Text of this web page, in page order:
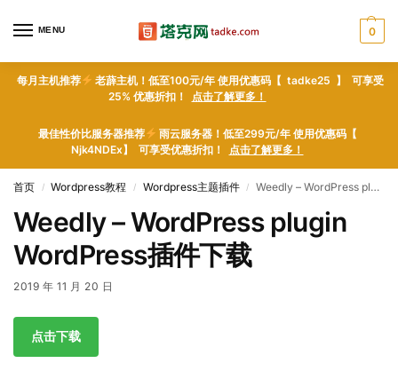
MENU 0
每月主机推荐
老薜主机！低至100元/年 使用优惠码【 tadke25 】 可享受
25% 优惠折扣！ 点击了解更多！
最佳性价比服务器推荐
雨云服务器！低至299元/年 使用优惠码【
Njk4NDEx】 可享受优惠折扣！ 点击了解更多！
首页 / Wordpress教程 / Wordpress主题插件 / Weedly – WordPress plugin WordPress插件下载
Weedly – WordPress plugin
WordPress插件下载
2019 年 11 月 20 日
点击下载